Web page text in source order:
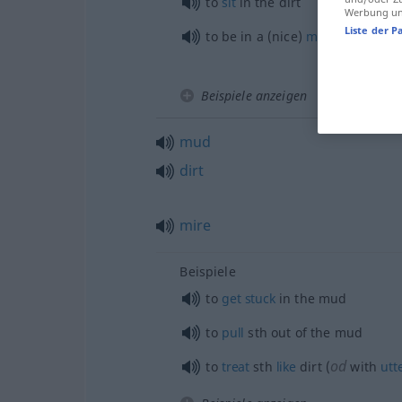
to be in a (nice) mess
Beispiele anzeigen
mud
dirt
mire
Beispiele
to get stuckin the mud
to pull sth out of the mud
to treat sth like dirt (od with
Werbung
Liste der